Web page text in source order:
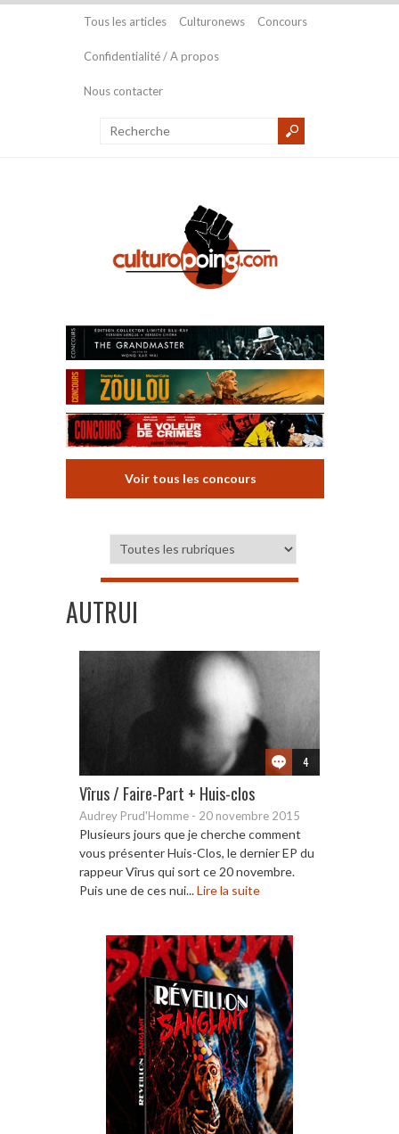
Tous les articles Culturonews Concours
Confidentialité / A propos
Nous contacter
Voir tous les concours
AUTRUI
4
Vîrus / Faire-Part + Huis-clos
Audrey Prud'Homme - 20 novembre 2015
Plusieurs jours que je cherche comment
vous présenter Huis-Clos, le dernier EP du
rappeur Vîrus qui sort ce 20 novembre.
Puis une de ces nui...Lire la suite